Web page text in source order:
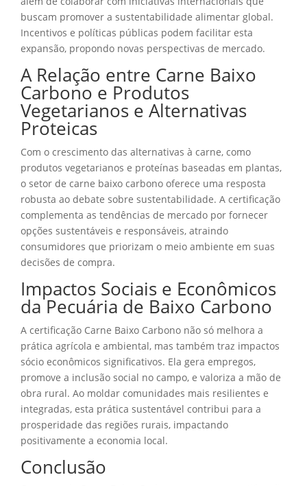
buscam promover a sustentabilidade alimentar global.
Incentivos e políticas públicas podem facilitar esta
expansão, propondo novas perspectivas de mercado.
A Relação entre Carne Baixo
Carbono e Produtos
Vegetarianos e Alternativas
Proteicas
Com o crescimento das alternativas à carne, como
produtos vegetarianos e proteínas baseadas em plantas,
o setor de carne baixo carbono oferece uma resposta
robusta ao debate sobre sustentabilidade. A certificação
complementa as tendências de mercado por fornecer
opções sustentáveis e responsáveis, atraindo
consumidores que priorizam o meio ambiente em suas
decisões de compra.
Impactos Sociais e Econômicos
da Pecuária de Baixo Carbono
A certificação Carne Baixo Carbono não só melhora a
prática agrícola e ambiental, mas também traz impactos
sócio econômicos significativos. Ela gera empregos,
promove a inclusão social no campo, e valoriza a mão de
obra rural. Ao moldar comunidades mais resilientes e
integradas, esta prática sustentável contribui para a
prosperidade das regiões rurais, impactando
positivamente a economia local.
Conclusão